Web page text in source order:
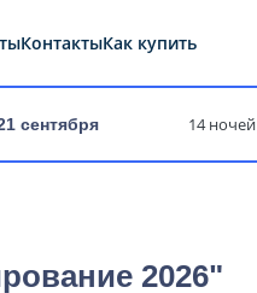
КонтактыКак купить
сентября 14 ночей
2026"